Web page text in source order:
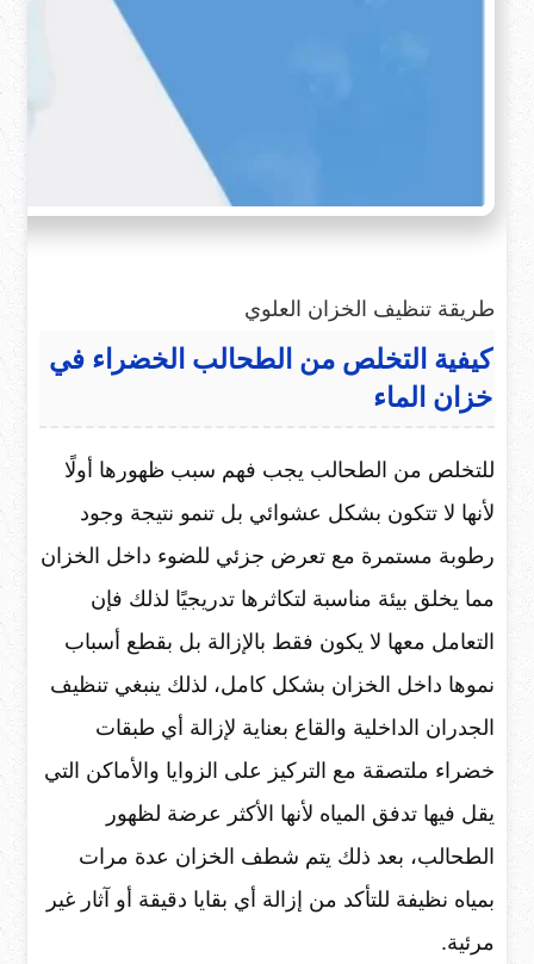
طريقة تنظيف الخزان العلوي
كيفية التخلص من الطحالب الخضراء في
خزان الماء
للتخلص من الطحالب يجب فهم سبب ظهورها أولًا
لأنها لا تتكون بشكل عشوائي بل تنمو نتيجة وجود
رطوبة مستمرة مع تعرض جزئي للضوء داخل الخزان
مما يخلق بيئة مناسبة لتكاثرها تدريجيًا لذلك فإن
التعامل معها لا يكون فقط بالإزالة بل بقطع أسباب
نموها داخل الخزان بشكل كامل، لذلك ينبغي تنظيف
الجدران الداخلية والقاع بعناية لإزالة أي طبقات
خضراء ملتصقة مع التركيز على الزوايا والأماكن التي
يقل فيها تدفق المياه لأنها الأكثر عرضة لظهور
الطحالب، بعد ذلك يتم شطف الخزان عدة مرات
بمياه نظيفة للتأكد من إزالة أي بقايا دقيقة أو آثار غير
مرئية.